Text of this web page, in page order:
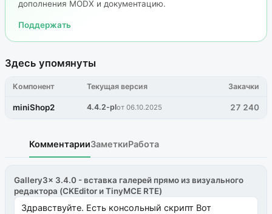
дополнения MODX и документацию.
Поддержать
Здесь упомянуты
Компонент Текущая версия Закачки
miniShop2 4.4.2-plот 06.10.2025 27 240
КомментарииЗаметкиРабота
Gallery3x 3.4.0 - вставка галерей прямо из визуального
редактора (CKEditor и TinyMCE RTE)
Здравствуйте. Есть консольный скрипт Вот